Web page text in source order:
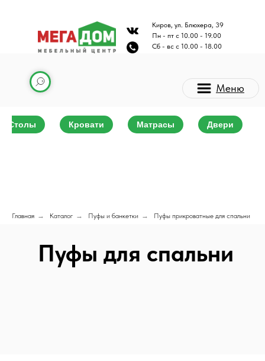
Киров, ул. Блюхера, 39
Пн - пт с 10.00 - 19.00
Сб - вс с 10.00 - 18.00
Меню
Столы Кровати Матрасы Двери
Главная → Каталог → Пуфы и банкетки → Пуфы прикроватные для спальни
Пуфы для спальни